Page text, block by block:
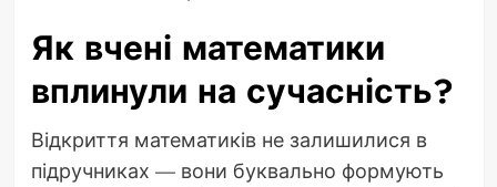
Як вчені математики
вплинули на сучасність?
Відкриття математиків не залишилися в
підручниках — вони буквально формують